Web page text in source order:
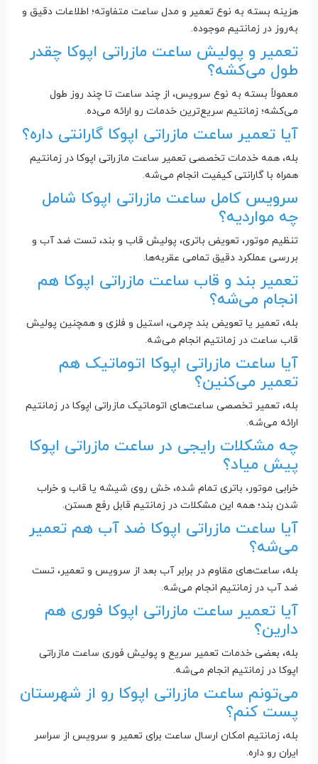
هزینه بسته به نوع تعمیر و مدل ساعت متفاوته؛ اطلاعات دقیق و
به‌روز در زمانتیم موجوده.
تعمیر و پولیش ساعت مازراتی اپوکا چقدر
طول می‌کشه؟
معمولاً بسته به نوع سرویس، از چند ساعت تا چند روز طول
می‌کشه؛ زمانتیم سریع‌ترین خدمات رو ارائه می‌ده.
آیا تعمیر ساعت مازراتی اپوکا گارانتی داره؟
بله، همه خدمات تخصصی تعمیر ساعت مازراتی اپوکا در زمانتیم
همراه با گارانتی کیفیت انجام می‌شه.
سرویس کامل ساعت مازراتی اپوکا شامل
چه مواردیه؟
تنظیم موتور، تعویض باتری، پولیش قاب و بند، تست ضد آب و
بررسی عملکرد دقیق تمامی عقربه‌ها.
تعمیر بند و قاب ساعت مازراتی اپوکا هم
انجام می‌شه؟
بله، تعمیر یا تعویض بند چرمی، استیل و فلزی و همچنین پولیش
قاب ساعت در زمانتیم انجام می‌شه.
آیا ساعت مازراتی اپوکا اتوماتیک هم
تعمیر می‌کنین؟
بله، تعمیر تخصصی ساعت‌های اتوماتیک مازراتی اپوکا در زمانتیم
ارائه می‌شه.
چه مشکلات رایجی در ساعت مازراتی اپوکا
پیش میاد؟
خرابی موتور، باتری تمام شده، خش روی شیشه یا قاب و خراب
شدن بند؛ همه این مشکلات در زمانتیم قابل رفع هستن.
آیا ساعت مازراتی اپوکا ضد آب هم تعمیر
می‌شه؟
بله، ساعت‌های مقاوم در برابر آب بعد از سرویس و تعمیر، تست
ضد آب در زمانتیم انجام می‌شه.
آیا تعمیر ساعت مازراتی اپوکا فوری هم
دارین؟
بله، بعضی خدمات تعمیر سریع و پولیش فوری ساعت مازراتی
اپوکا در زمانتیم انجام می‌شه.
می‌تونم ساعت مازراتی اپوکا رو از شهرستان
پست کنم؟
بله، زمانتیم امکان ارسال ساعت برای تعمیر و سرویس از سراسر
ایران رو داره.